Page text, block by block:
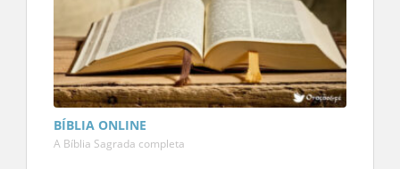
BÍBLIA ONLINE
A Bíblia Sagrada completa